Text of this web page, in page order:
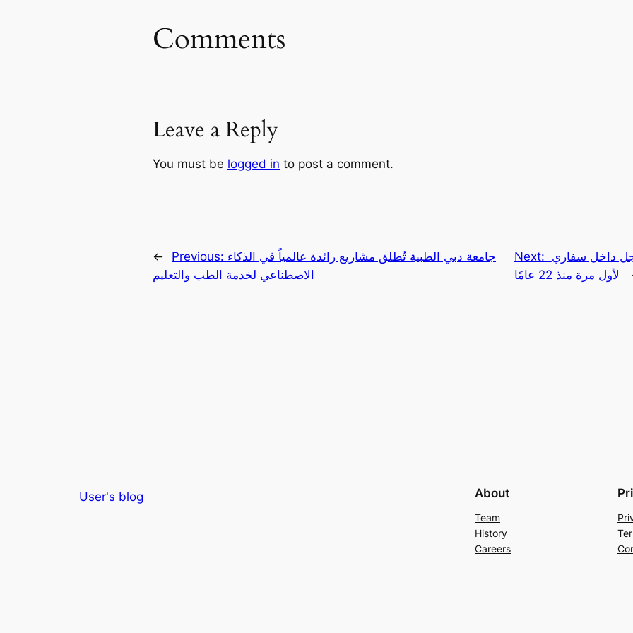
Comments
Leave a Reply
You must be logged in to post a comment.
← Previous: جامعة دبي الطبية تُطلق مشاريع رائدة عالمياً في الذكاء
الاصطناعي لخدمة الطب والتعليم
Next:
User's blog About
Team
History
Careers